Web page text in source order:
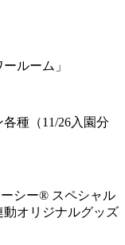
ルーム」
種（11/26入園分
シー® スペシャル
オリジナルグッズ